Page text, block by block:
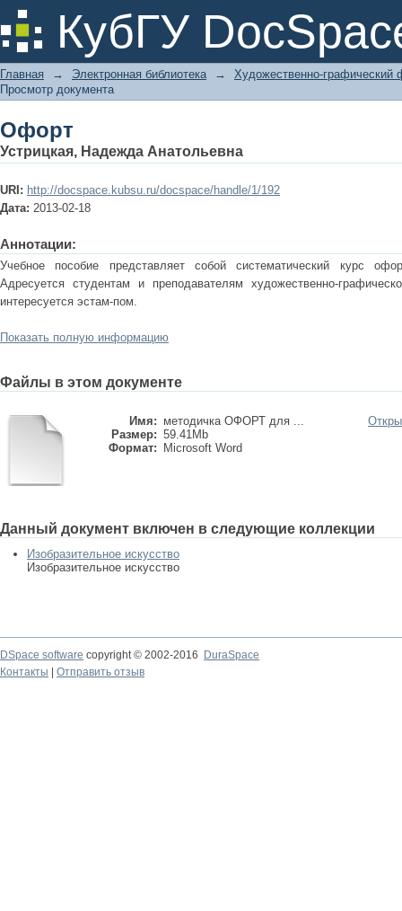
КубГУ
Офорт
Главная → Электронная библиотека →
Художественно-графический
Просмотр документа
Офорт
Устрицкая, Надежда Анатольевна
URI: http://docspace.kubsu.ru/docspace/handle/1/192
Дата: 2013-02-18
Аннотации:
Учебное пособие представляет собой систематический курс
Адресуется студентам и преподавателям художественно-
интересуется эстам-пом.
Показать полную информацию
Файлы в этом документе
Имя: методичка ОФОРТ для ...
Размер: 59.41Mb
Формат:
Microsoft Word
Данный документ включен в следующие коллекции
Изобразительное искусство
Изобразительное искусство
DSpace software copyright © 2002-2016
DuraSpace
Контакты
Отправить отзыв